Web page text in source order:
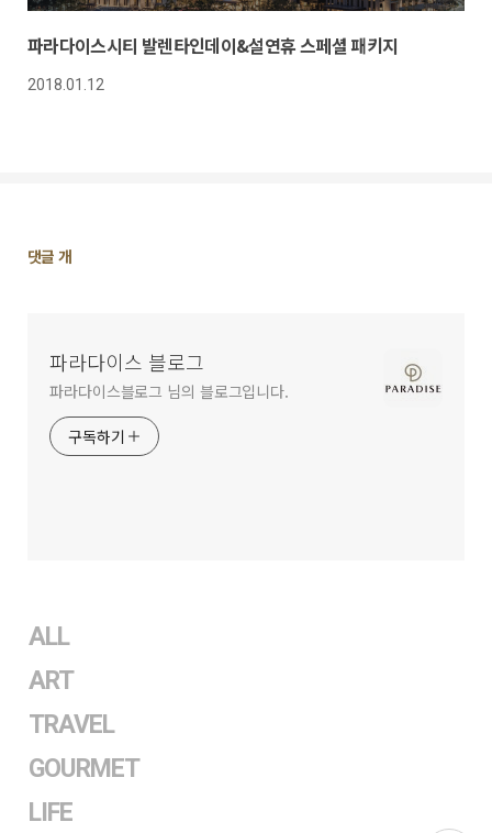
파라다이스시티 발렌타인데이&설연휴 스페셜 패키지
2018.01.12
댓
댓글개
파라다이스 블로그
파라다이스블로그 님의 블로그입니다.
구독하기
ALL
ART
TRAVEL
GOURMET
LIFE